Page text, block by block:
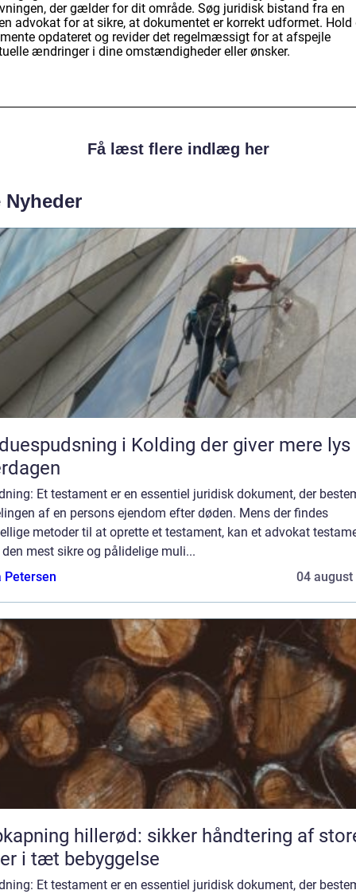
der gælder for dit område. Søg juridisk bistand fra en
advokat for at sikre, at dokumentet er korrekt udformet. Hold
opdateret og revider det regelmæssigt for at afspejle
ændringer i dine omstændigheder eller ønsker.
Få læst flere indlæg her
Nyheder
i Kolding der giver mere lys
Et testament er en essentiel juridisk dokument, der
af en persons ejendom efter døden. Mens der findes
metoder til at oprette et testament, kan et advokat
mest sikre og pålidelige muli...
Petersen
04 august
hillerød: sikker håndtering af
i tæt bebyggelse
Et testament er en essentiel juridisk dokument, der